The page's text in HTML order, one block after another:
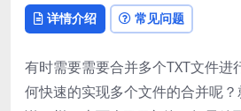
详情介绍 常见问题
有时需要需要合并多个TXT文件进
何快速的实现多个文件的合并呢